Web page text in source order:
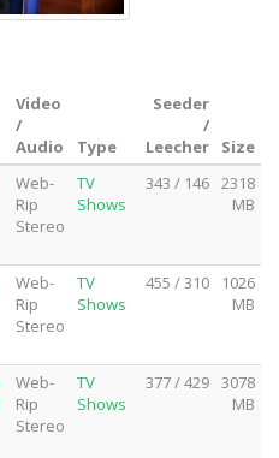
Video
/
Audio
Type
Seeder
/
Leecher
Size
Web-
Rip
Stereo
TV
Shows
343 / 146
2318
MB
Web-
Rip
Stereo
TV
Shows
455 / 310
1026
MB
Web-
Rip
Stereo
TV
Shows
377 / 429 3078
MB